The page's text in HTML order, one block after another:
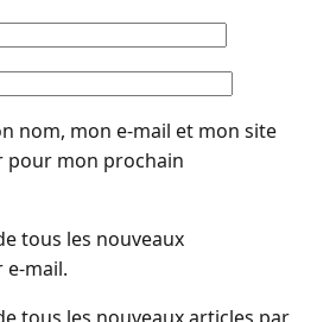
nom, mon e-mail et mon site
pour mon prochain
tous les nouveaux
mail.